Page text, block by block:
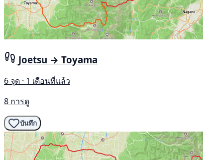
Joetsu → Toyama
6 จุด · 1 เดือนที่แล้ว
8 การดู
บันทึก